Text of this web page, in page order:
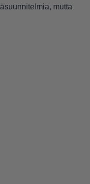
mutta